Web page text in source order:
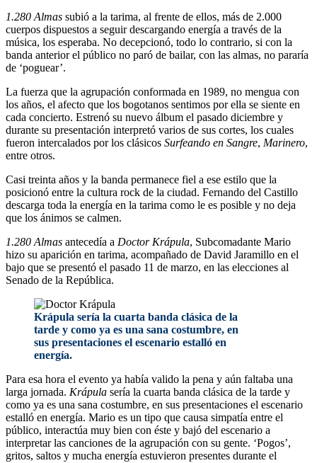
1.280 Almas subió a la tarima, al frente de ellos, más de 2.000
cuerpos dispuestos a seguir descargando energía a través de la
música, los esperaba. No decepcionó, todo lo contrario, si con la
banda anterior el público no paró de bailar, con las almas, no pararía
de ‘poguear’.
La fuerza que la agrupación conformada en 1989, no mengua con
los años, el afecto que los bogotanos sentimos por ella se siente en
cada concierto. Estrenó su nuevo álbum el pasado diciembre y
durante su presentación interpretó varios de sus cortes, los cuales
fueron intercalados por los clásicos Surfeando en Sangre, Marinero,
entre otros.
Casi treinta años y la banda permanece fiel a ese estilo que la
posicionó entre la cultura rock de la ciudad. Fernando del Castillo
descarga toda la energía en la tarima como le es posible y no deja
que los ánimos se calmen.
1.280 Almas antecedía a Doctor Krápula, Subcomadante Mario
hizo su aparición en tarima, acompañado de David Jaramillo en el
bajo que se presentó el pasado 11 de marzo, en las elecciones al
Senado de la República.
Krápula sería la cuarta banda clásica de la
tarde y como ya es una sana costumbre, en
sus presentaciones el escenario estalló en
energía.
Para esa hora el evento ya había valido la pena y aún faltaba una
larga jornada. Krápula sería la cuarta banda clásica de la tarde y
como ya es una sana costumbre, en sus presentaciones el escenario
estalló en energía. Mario es un tipo que causa simpatía entre el
público, interactúa muy bien con éste y bajó del escenario a
interpretar las canciones de la agrupación con su gente. ‘Pogos’,
gritos, saltos y mucha energía estuvieron presentes durante el